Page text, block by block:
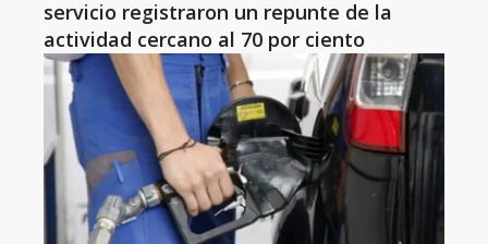
servicio registraron un repunte de la
actividad cercano al 70 por ciento